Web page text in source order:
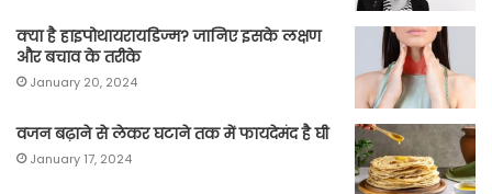
क्या है हाइपोथायरायडिज्म? जानिए इसके लक्षण
और बचाव के तरीके
January 20, 2024
वजन बढ़ाने से लेकर घटाने तक में फायदेमंद है घी
January 17, 2024